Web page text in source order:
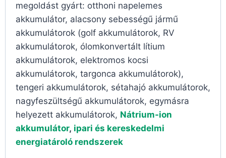
megoldást gyárt: otthoni napelemes
akkumulátor, alacsony sebességű jármű
akkumulátorok (golf akkumulátorok, RV
akkumulátorok, ólomkonvertált lítium
akkumulátorok, elektromos kocsi
akkumulátorok, targonca akkumulátorok),
tengeri akkumulátorok, sétahajó akkumulátorok,
nagyfeszültségű akkumulátorok, egymásra
helyezett akkumulátorok, Nátrium-ion
akkumulátor, ipari és kereskedelmi
energiatároló rendszerek